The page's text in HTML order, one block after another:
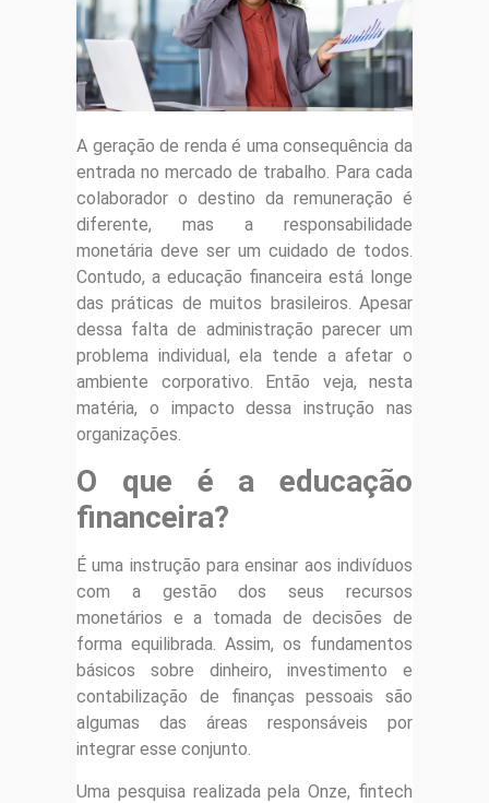
A geração de renda é uma consequência da
entrada no mercado de trabalho. Para cada
colaborador o destino da remuneração é
diferente, mas a responsabilidade
monetária deve ser um cuidado de todos.
Contudo, a educação financeira está longe
das práticas de muitos brasileiros. Apesar
dessa falta de administração parecer um
problema individual, ela tende a afetar o
ambiente corporativo. Então veja, nesta
matéria, o impacto dessa instrução nas
organizações.
O que é a educação
financeira?
É uma instrução para ensinar aos indivíduos
com a gestão dos seus recursos
monetários e a tomada de decisões de
forma equilibrada. Assim, os fundamentos
básicos sobre dinheiro, investimento e
contabilização de finanças pessoais são
algumas das áreas responsáveis por
integrar esse conjunto.
Uma pesquisa realizada pela Onze, fintech